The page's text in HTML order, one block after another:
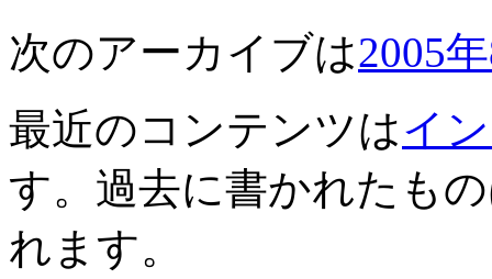
次のアーカイブは2005
最近のコンテンツはイ
す。過去に書かれたも
れます。